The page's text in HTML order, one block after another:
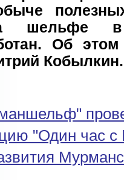
шельфе в
Об
Кобылкин.
"Один час